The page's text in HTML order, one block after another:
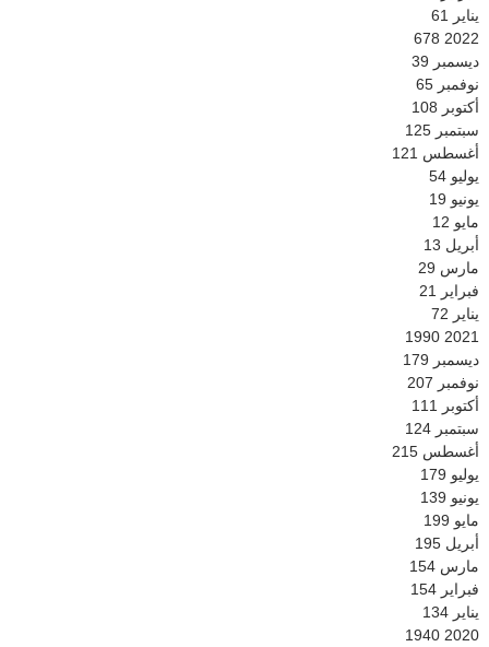
يناير
61
2022
678
ديسمبر 39
نوفمبر 65
أكتوبر 108
سبتمبر 125
أغسطس 121
يوليو 54
يونيو 19
مايو 12
أبريل 13
مارس 29
فبراير
21
يناير 72
2021
1990
ديسمبر 179
نوفمبر 207
أكتوبر
111
سبتمبر 124
أغسطس 215
يوليو 179
يونيو 139
مايو 199
أبريل 195
مارس 154
فبراير 154
يناير 134
2020
1940